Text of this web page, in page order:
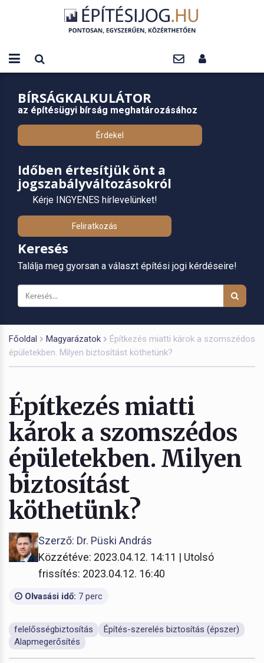
BÍRSÁGKALKULÁTOR
az építésügyi bírság meghatározásához
Érdekel
Időben értesítjük önt a
jogszabályváltozásokról
Kérje INGYENES hírlevelünket!
Feliratkozás
Keresés
Találja meg gyorsan a választ építési jogi kérdéseire!
Főoldal Magyarázatok
Építkezés miatti károk a szomszédos
épületekben. Milyen biztosítást köthetünk?
Építkezés miatti
károk a szomszédos
épületekben. Milyen
biztosítást
köthetünk?
Szerző: Dr. Püski András
Közzétéve: 2023.04.12. 14:11 | Utolsó
frissítés: 2023.04.12. 16:40
Olvasási idő: 7 perc
felelősségbiztosítás
Építés-szerelés biztosítás (épszer)
Alapmegerősítés